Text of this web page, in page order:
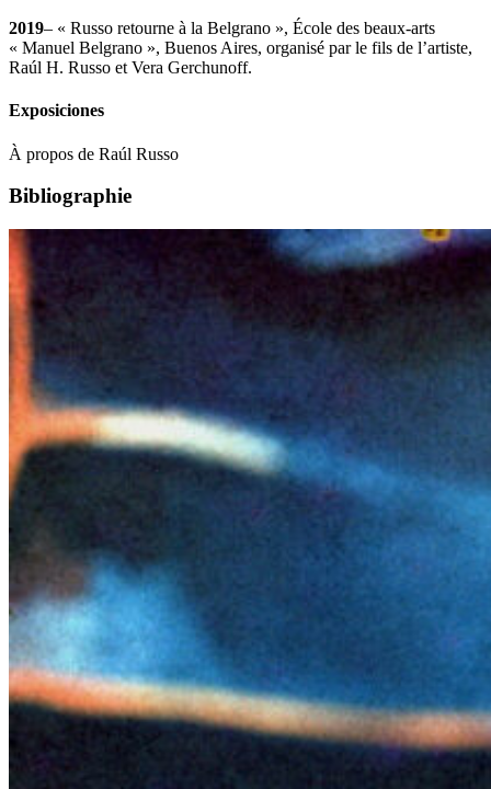
2019– « Russo retourne à la Belgrano », École des beaux-arts
« Manuel Belgrano », Buenos Aires, organisé par le fils de l’artiste,
Raúl H. Russo et Vera Gerchunoff.
Exposiciones
À propos de Raúl Russo
Bibliographie